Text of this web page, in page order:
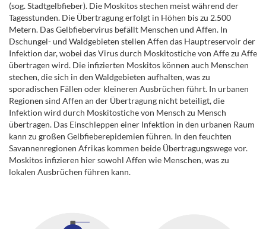
(sog. Stadtgelbfieber). Die Moskitos stechen meist während der
Tagesstunden. Die Übertragung erfolgt in Höhen bis zu 2.500
Metern. Das Gelbfiebervirus befällt Menschen und Affen. In
Dschungel- und Waldgebieten stellen Affen das Hauptreservoir der
Infektion dar, wobei das Virus durch Moskitostiche von Affe zu Affe
übertragen wird. Die infizierten Moskitos können auch Menschen
stechen, die sich in den Waldgebieten aufhalten, was zu
sporadischen Fällen oder kleineren Ausbrüchen führt. In urbanen
Regionen sind Affen an der Übertragung nicht beteiligt, die
Infektion wird durch Moskitostiche von Mensch zu Mensch
übertragen. Das Einschleppen einer Infektion in den urbanen Raum
kann zu großen Gelbfieberepidemien führen. In den feuchten
Savannenregionen Afrikas kommen beide Übertragungswege vor.
Moskitos infizieren hier sowohl Affen wie Menschen, was zu
lokalen Ausbrüchen führen kann.